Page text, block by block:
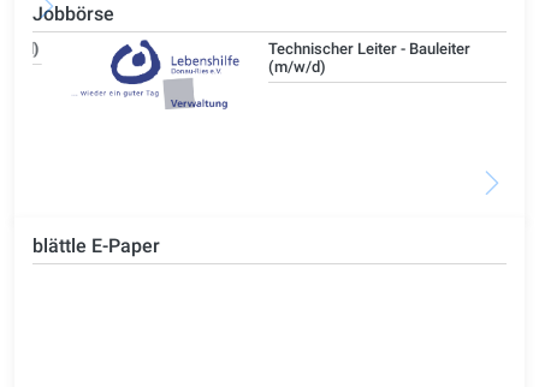
Jobbörse
Technischer Leiter - Bauleiter
(m/w/d)
blättle E-Paper